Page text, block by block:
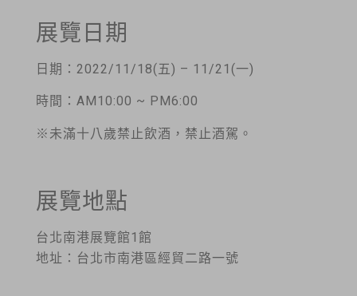
展覽日期
日期：2022/11/18(五) – 11/21(一)
時間：AM10:00 ~ PM6:00
※未滿十八歲禁止飲酒，禁止酒駕。
展覽地點
台北南港展覽館1館
地址：台北市南港區經貿二路一號